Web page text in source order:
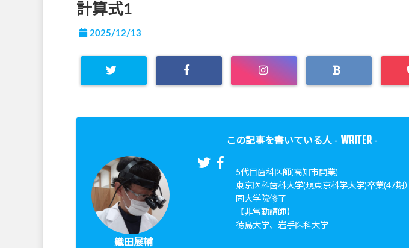
計算式1
2025/12/13
この記事を書いている人 - WRITER -
織田展輔
5代目歯科医師(高知市開業)
東京医科歯科大学(現東京科学大学)卒業(47期）
同大学院修了
【非常勤講師】
徳島大学、岩手医科大学